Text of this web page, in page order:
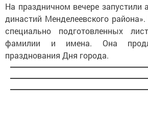
На праздничном вечере
династий Менделеевского
специально подготовленных
фамилии и имена. Она
празднования Дня города.